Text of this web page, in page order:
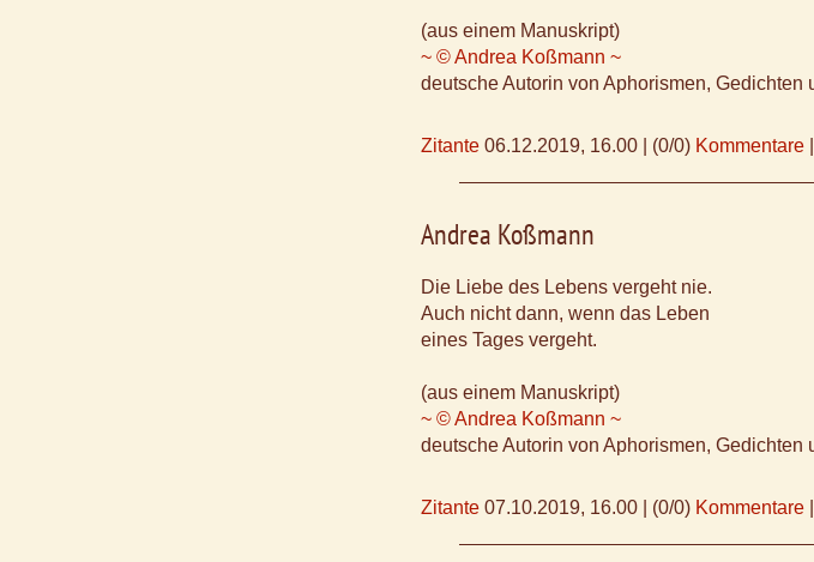
(aus einem Manuskript)
~ © Andrea Koßmann ~
deutsche Autorin von Aphorismen, Gedichten
Zitante 06.12.2019, 16.00 (0/0) Kommentare
Andrea Koßmann
Die Liebe des Lebens vergeht nie.
Auch nicht dann, wenn das Leben
eines Tages vergeht.
(aus einem Manuskript)
~ © Andrea Koßmann ~
deutsche Autorin von Aphorismen, Gedichten
Zitante 07.10.2019, 16.00 (0/0) Kommentare